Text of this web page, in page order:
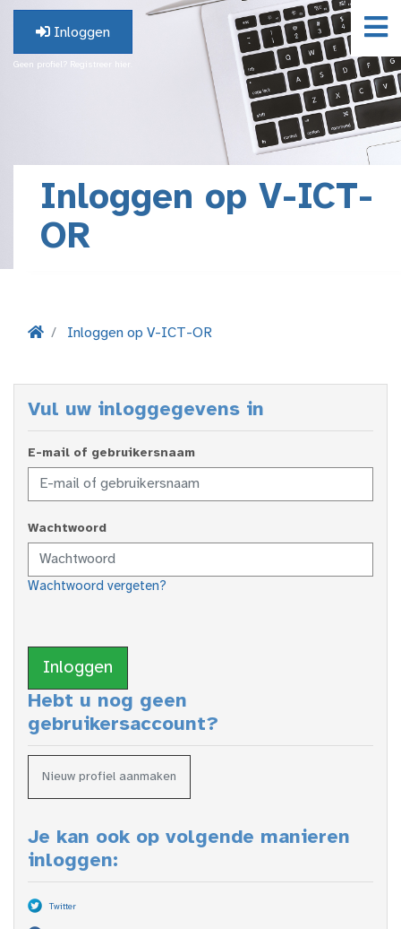
Inloggen
Geen profiel? Registreer hier.
Inloggen op V-ICT-
OR
Inloggen op V-ICT-OR
Vul uw inloggegevens in
E-mail of gebruikersnaam
Wachtwoord
Wachtwoord vergeten?
Inloggen
Hebt u nog geen
gebruikersaccount?
Nieuw profiel aanmaken
Je kan ook op volgende manieren
inloggen:
Twitter